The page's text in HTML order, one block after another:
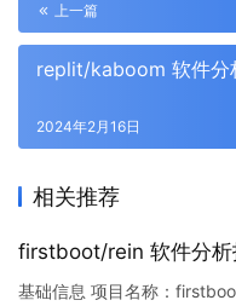
上一篇
replit/kaboom 软件分
2024年2月16日
相关推荐
firstboot/rein 软件分析
基础信息 项目名称：